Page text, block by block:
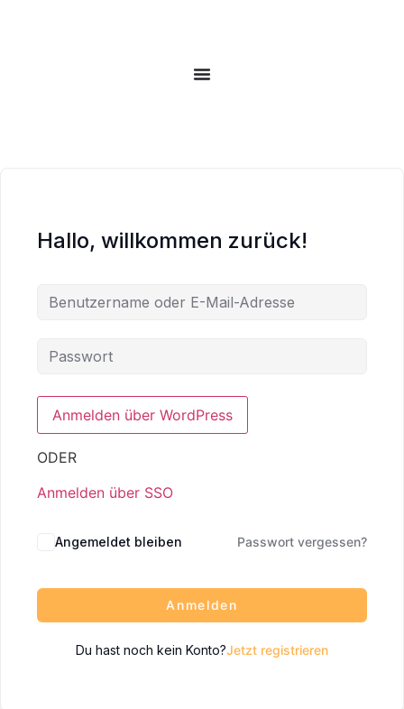
Hallo, willkommen zurück!
ODER
Anmelden über SSO
Angemeldet bleiben Passwort vergessen?
Anmelden
Du hast noch kein Konto?Jetzt registrieren